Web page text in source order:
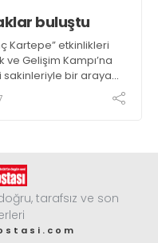
buluştu
Kartepe” etkinlikleri
Gelişim Kampı’na
sakinleriyle bir araya
tarafsız ve son